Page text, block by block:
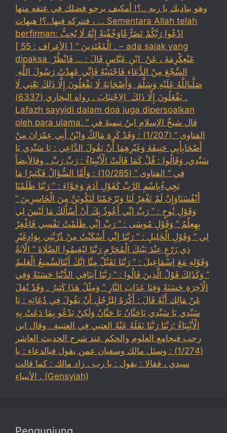
وهو يناديك يا ربه ..؟! أمكيف يرجو فضلك في عتقه منها
، فتتركه فيها..؟! هيهات … Sementara Allah telah
berfirman: ادْعُوا رَبَّكُمْ تَضَرُّعًاوَخُفْيَةً إِنَّهُ لَا يُحِبُّ
الْمُعْتَدِينَ ” [ الأعراف : 55 ] . – ada sajak yang
dipaksa ‏عَنْ‏‏عِكْرِمَةَ ‏، ‏عَنْ ‏ ‏ابْنِ عَبَّاسٍ ‏‏قَالَ : … فَانْظُرْ ‏‏
السَّجْعَ ‏‏مِنْ الدُّعَاءِ فَاجْتَنِبْهُ فَإِنِّي عَهِدْتُ رَسُولَ اللَّهِ ‏
‏صَلَّىاللَّهُ عَلَيْهِ وَسَلَّمَ ‏ ‏وَأَصْحَابَهُ لَا يَفْعَلُونَ إِلَّا ذَلِكَ ‏‏يَعْنِي لَا
يَفْعَلُونَ إِلَّا ذَلِكَ ‏ ‏الِاجْتِنَابَ . رواه البخاري (6337) .
Lafazh sayyidi dalam doa juga dipersoalkan
oleh para ulama. قال شيخُ الإسلامِ ابنُ تيميةَ في ”
الفتاوى ” (1/207) : وَقَدْ كَرِهَ مَالِكٌ وَابْنُ أَبِي عِمْرَانَ مِنْ
أَصْحَابِأَبِي حَنِيفَةَ وَغَيْرِهِمَا أَنْ يَقُولَ الدَّاعِي : يَا سَيِّدِي يَا
سَيِّدِي، وَقَالُوا : قُلْ كَمَا قَالَتْ الْأَنْبِيَاءُ : رَبِّ رَبِّ . وقالأيضاً
في ” الفتاوى ” (10/285) : وَأَمَّا السُّؤَالُ فَكَثِيرًا مَا
يَجِيءُبِاسْمِ الرَّبِّ كَقَوْلِ آدَمَ وَحَوَّاءَ : ” رَبَّنَا ظَلَمْنَا
أَنْفُسَنَاوَإِنْ لَمْ تَغْفِرْ لَنَا وَتَرْحَمْنَا لَنَكُونَنَّ مِنَ الْخَاسِرِينَ ”
وَقَوْلِ نُوحٍ : ” رَبِّ إنِّي أَعُوذُ بِكَ أَنْ أَسْأَلَكَ مَا لَيْسَ لِي
بِهِعِلْمٌ ” وَقَوْلِ مُوسَى : ” رَبِّ إنِّي ظَلَمْتُ نَفْسِي فَاغْفِرْ
لِي ” وَقَوْلِ الْخَلِيلِ : ” رَبَّنَا إنِّي أَسْكَنْتُ مِنْ ذُرِّيَّتِي بِوَادٍغَيْرِ
ذِي زَرْعٍ عِنْدَ بَيْتِكَ الْمُحَرَّمِ رَبَّنَا لِيُقِيمُوا الصَّلَاةَ ” الْآيَةُ
وَقَوْلِهِ مَعَ إسْمَاعِيلَ : ” رَبَّنَا تَقَبَّلْ مِنَّا إنَّكَ أَنْتَالسَّمِيعُ الْعَلِيمُ
” وَكَذَلِكَ قَوْلُ الَّذِينَ قَالُوا : ” رَبَّنَا آتِنَافِي الدُّنْيَا حَسَنَةً وَفِي
الْآخِرَةِ حَسَنَةً وَقِنَا عَذَابَ النَّارِ ” وَمِثْلُ هَذَا كَثِيرٌ . وَقَدْ نُقِلَ
عَنْ مَالِك أَنَّهُ قَالَ : أَكْرَهُ لِلرَّجُلِ أَنْ يَقُولَ فِي دُعَائِهِ : يَا
سَيِّدِي يَا سَيِّدِي يَاحَنَّانُ يَا حَنَّانُ وَلَكِنْ يَدْعُو بِمَا دَعَتْ بِهِ
الْأَنْبِيَاءُ ؛رَبَّنَا رَبَّنَا نَقَلَهُ عَنْهُ العتبي فِي العتبية . وقال ابن
رجب فيجامع العلوم والحكم عند شرح الحديث العاشر
(1/274) : وسئل مالك وسفيان عمن يقول فيالدعاء : يا
سيدي ، فقالا : يقول : يا رب . زاد مالك : كما قالت
الأنبياء . (Gensyiah)